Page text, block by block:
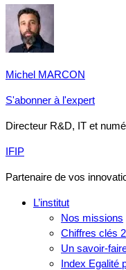
Michel MARCON
S'abonner à l'expert
Directeur R&D, IT et
IFIP
Partenaire de vos
L’institut
Nos missions
Chiffres clés
Un savoir-
Index Egalité